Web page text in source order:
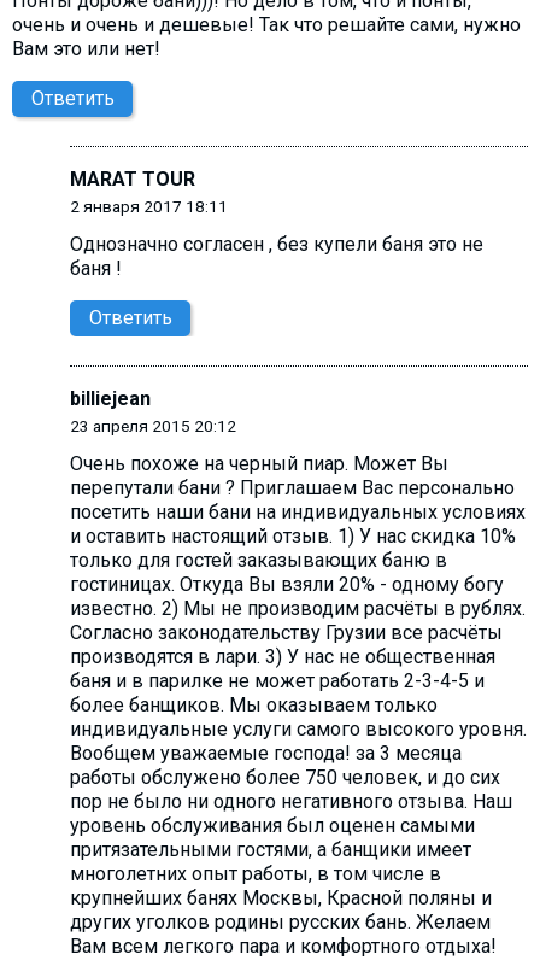
очень и очень и дешевые! Так что решайте сами, нужно
Вам это или нет!
Ответить
MARAT TOUR
2 января 2017 18:11
Однозначно согласен , без купели баня это не
баня !
Ответить
billiejean
23 апреля 2015 20:12
Очень похоже на черный пиар. Может Вы
перепутали бани ? Приглашаем Вас персонально
посетить наши бани на индивидуальных условиях
и оставить настоящий отзыв. 1) У нас скидка 10%
только для гостей заказывающих баню в
гостиницах. Откуда Вы взяли 20% - одному богу
известно. 2) Мы не производим расчёты в рублях.
Согласно законодательству Грузии все расчёты
производятся в лари. 3) У нас не общественная
баня и в парилке не может работать 2-3-4-5 и
более банщиков. Мы оказываем только
индивидуальные услуги самого высокого уровня.
Вообщем уважаемые господа! за 3 месяца
работы обслужено более 750 человек, и до сих
пор не было ни одного негативного отзыва. Наш
уровень обслуживания был оценен самыми
притязательными гостями, а банщики имеет
многолетних опыт работы, в том числе в
крупнейших банях Москвы, Красной поляны и
других уголков родины русских бань. Желаем
Вам всем легкого пара и комфортного отдыха!